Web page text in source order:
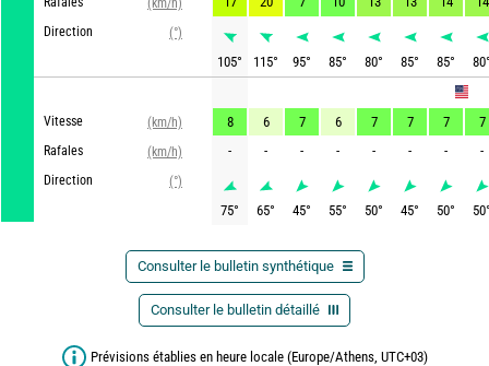
Direction
(°)
GFS
Vitesse
(km/h)
Rafales
(km/h)
Direction
(°)
105° 115° 95° 85° 80° 85° 85° 80
8 6 7 6 7 7 7
7
-
- - - - - - -
75° 65° 45° 55° 50° 45° 50° 50
Consulter le bulletin synthétique
Consulter le bulletin détaillé
Prévisions établies en heure locale (Europe/Athens, UTC+03)